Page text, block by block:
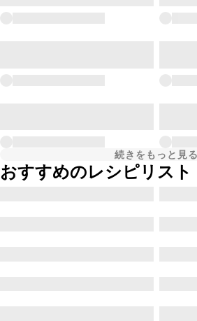
続きをもっと見る
おすすめのレシピリスト